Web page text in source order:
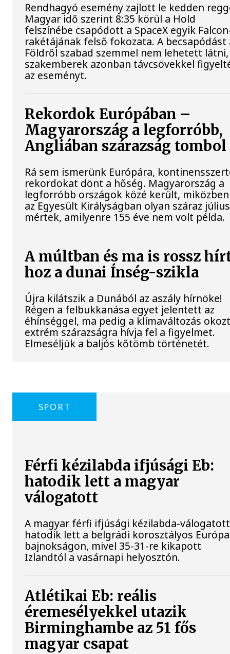
Rendhagyó esemény zajlott le kedden
Magyar idő szerint 8:35 körül a Hold
felszínébe csapódott a SpaceX egyik
rakétájának felső fokozata. A becsapódást
Földről szabad szemmel nem lehetett
szakemberek azonban távcsövekkel
az eseményt.
Rekordok Európában –
Magyarország a legforróbb,
Angliában szárazság tombol
Rá sem ismerünk Európára,
rekordokat dönt a hőség. Magyarország a
legforróbb országok közé került, miközben
az Egyesült Királyságban olyan száraz
mértek, amilyenre 155 éve nem volt példa.
A múltban és ma is rossz
hoz a dunai Ínség-szikla
Újra kilátszik a Dunából az aszály hírnöke!
Régen a felbukkanása egyet jelentett az
éhínséggel, ma pedig a klímaváltozás
extrém szárazságra hívja fel a figyelmet.
Elmeséljük a baljós kőtömb történetét.
SPORT
Férfi kézilabda ifjúsági Eb:
hatodik lett a magyar
válogatott
A magyar férfi ifjúsági kézilabda-válogatott
hatodik lett a belgrádi korosztályos
bajnokságon, mivel 35-31-re kikapott
Izlandtól a vasárnapi helyosztón.
Atlétikai Eb: reális
éremesélyekkel utazik
Birminghambe az 51 fős
magyar csapat